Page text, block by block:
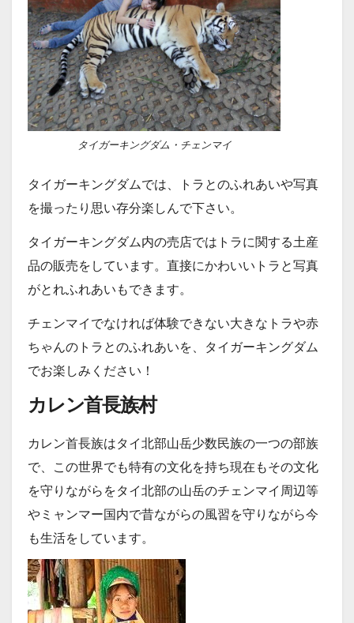
タイガーキングダム・チェンマイ
タイガーキングダムでは、トラとのふれあいや写真
を撮ったり思い存分楽しんで下さい。
タイガーキングダム内の売店ではトラに関する土産
品の販売をしています。直接にかわいいトラと写真
がとれふれあいもできます。
チェンマイでなければ体験できない大きなトラや赤
ちゃんのトラとのふれあいを、タイガーキングダム
でお楽しみください！
カレン首長族村
カレン首長族はタイ北部山岳少数民族の一つの部族
で、この世界でも特有の文化を持ち現在もその文化
を守りながらをタイ北部の山岳のチェンマイ周辺等
やミャンマー国内で昔ながらの風習を守りながら今
も生活をしています。